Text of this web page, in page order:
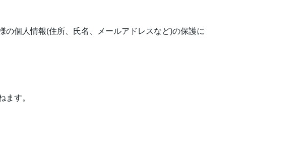
個人情報(住所、氏名、メールアドレスなど)の保護に
ます。